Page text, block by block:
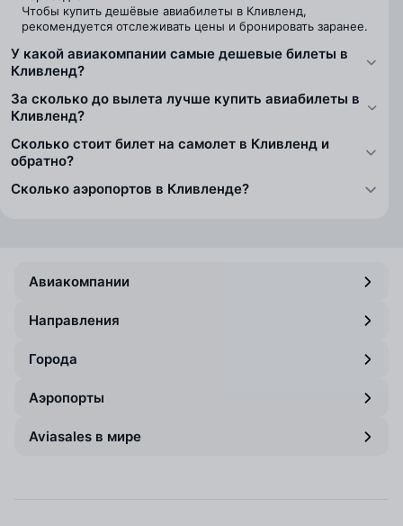
Чтобы купить дешёвые авиабилеты в Кливленд,
рекомендуется отслеживать цены и бронировать заранее.
У какой авиакомпании самые дешевые билеты в
Кливленд?
За сколько до вылета лучше купить авиабилеты в
Кливленд?
Сколько стоит билет на самолет в Кливленд и
обратно?
Сколько аэропортов в Кливленде?
Авиакомпании
Направления
Города
Аэропорты
Aviasales в мире